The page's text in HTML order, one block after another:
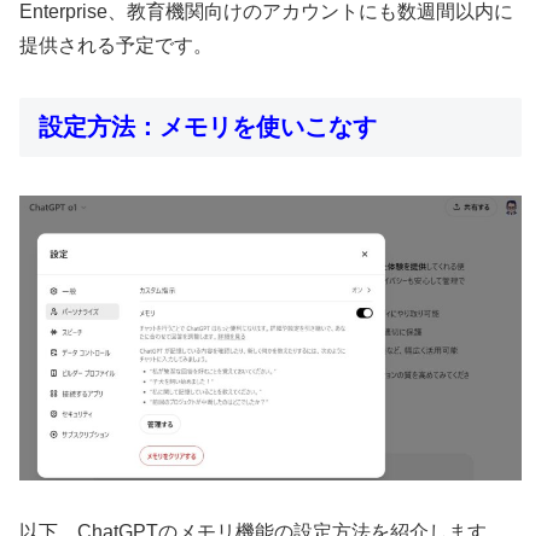
Enterprise、教育機関向けのアカウントにも数週間以内に
提供される予定です。
設定方法：メモリを使いこなす
以下、ChatGPTのメモリ機能の設定方法を紹介します。